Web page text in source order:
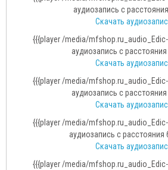
аудиозапись с
Скачать
{{{player /media/
аудиозапись с
Скачать
{{{player /media/
аудиозапись с
Скачать
{{{player /media/
аудиозапись с расстояния
Скачать
{{{player /media/